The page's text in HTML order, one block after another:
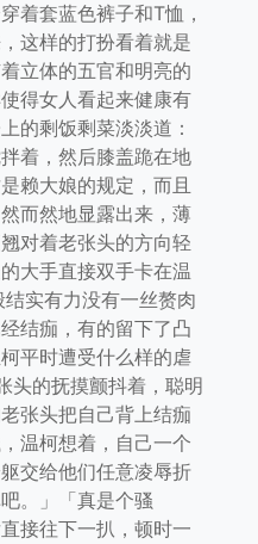
着套蓝色裤子和T恤，
这样的打扮看着就是
立体的五官和明亮的
得女人看起来健康有
的剩饭剩菜淡淡道：
着，然后膝盖跪在地
赖大娘的规定，而且
而然地显露出来，薄
对着老张头的方向轻
大手直接双手卡在温
实有力没有一丝赘肉
结痂，有的留下了凸
平时遭受什么样的虐
头的抚摸颤抖着，聪明
张头把自己背上结痂
温柯想着，自己一个
交给他们任意凌辱折
。」「真是个骚
接往下一扒，顿时一